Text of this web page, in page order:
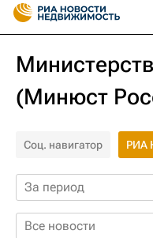
(Минюст
Соц. навигатор РИА
За период
Все новости